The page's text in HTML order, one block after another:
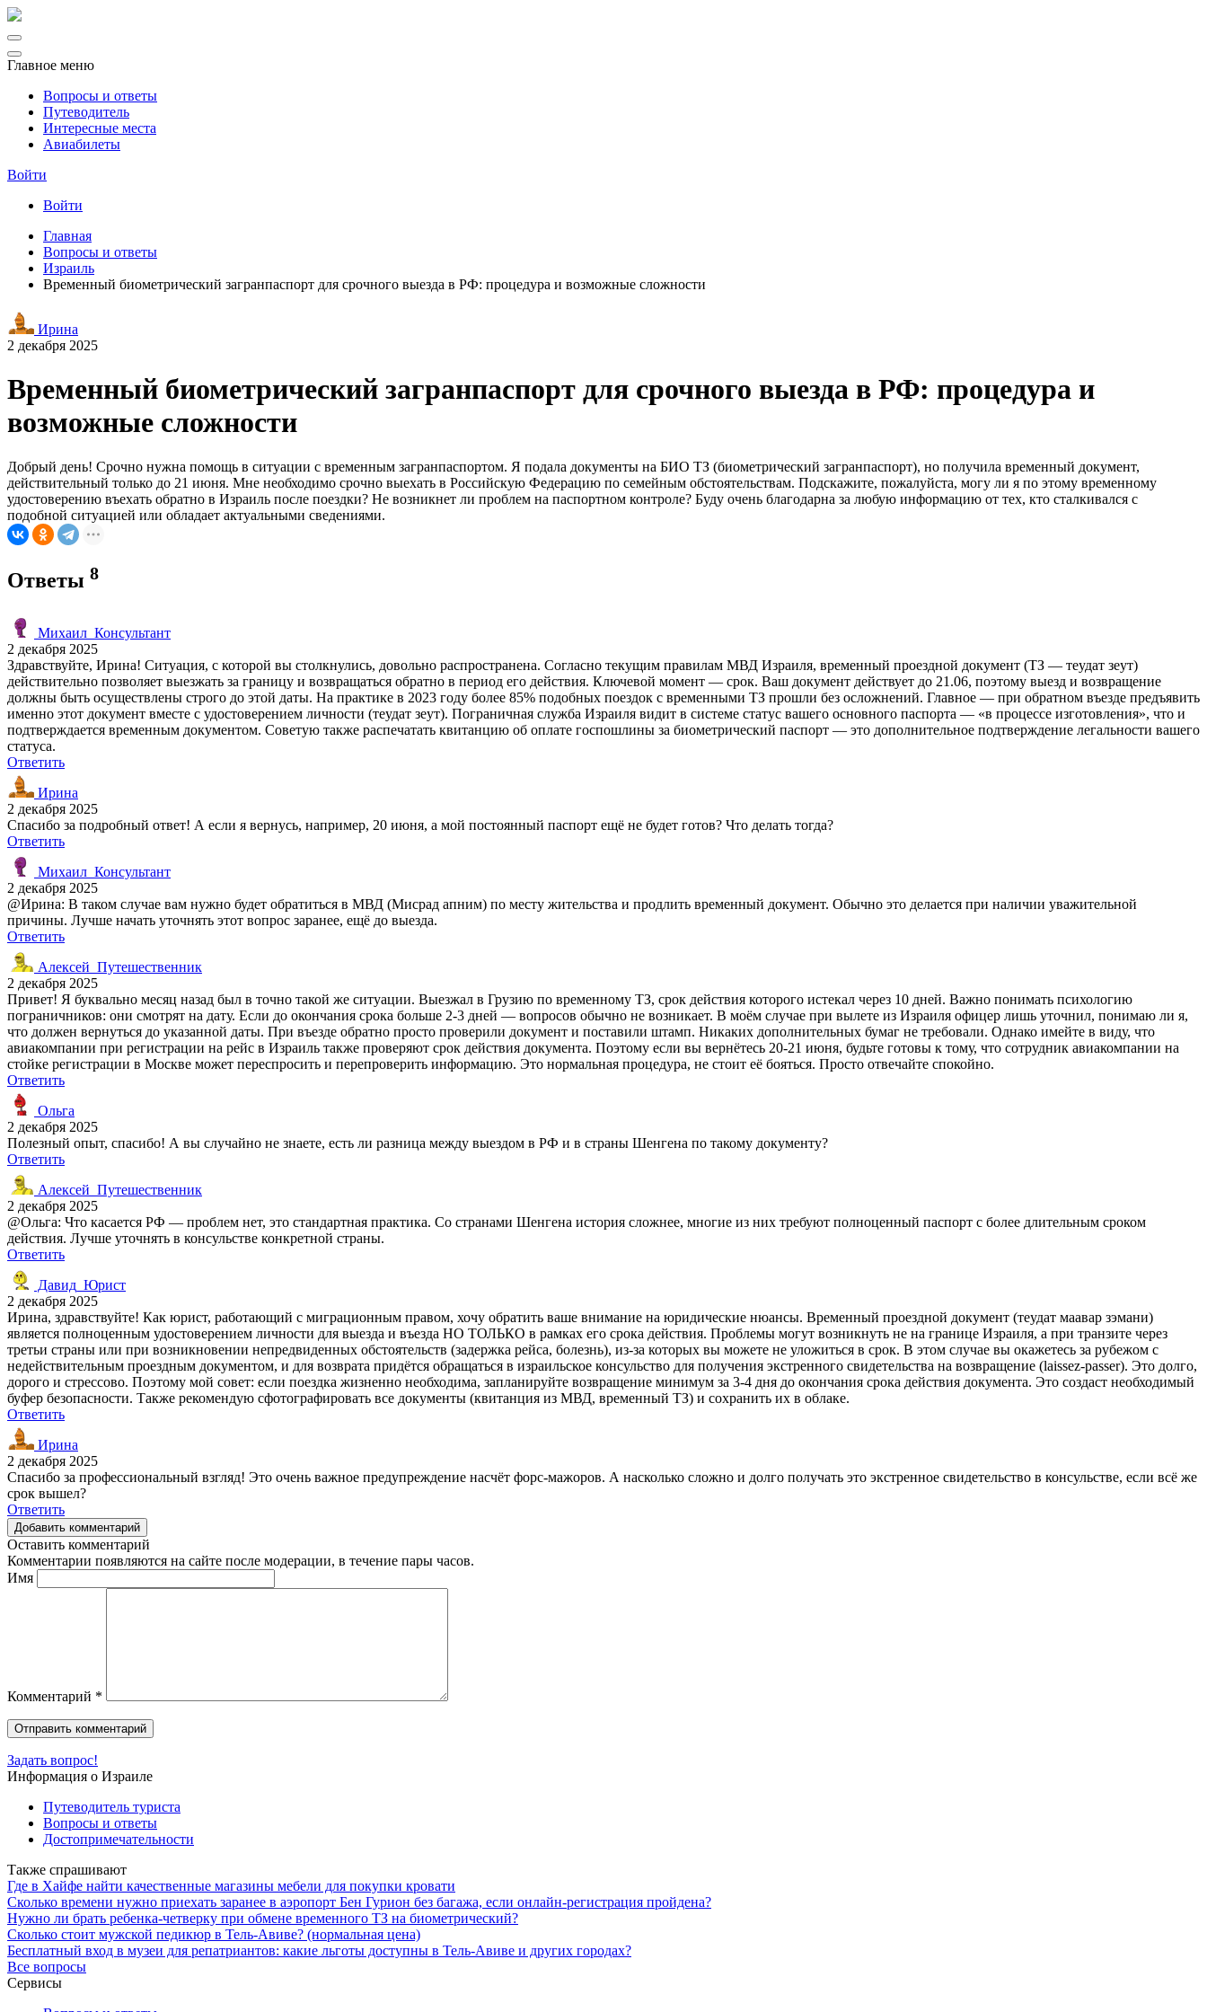
Главное меню
Вопросы и ответы
Путеводитель
Интересные места
Авиабилеты
Войти
Войти
Главная
Вопросы и ответы
Израиль
Временный биометрический загранпаспорт для срочного выезда в РФ: процедура и возможные сложности
Ирина
2 декабря 2025
Временный биометрический загранпаспорт для срочного выезда в РФ: процедура и
возможные сложности
Добрый день! Срочно нужна помощь в ситуации с временным загранпаспортом. Я подала документы на БИО ТЗ (биометрический загранпаспорт), но получила временный документ,
действительный только до 21 июня. Мне необходимо срочно выехать в Российскую Федерацию по семейным обстоятельствам. Подскажите, пожалуйста, могу ли я по этому временному
удостоверению въехать обратно в Израиль после поездки? Не возникнет ли проблем на паспортном контроле? Буду очень благодарна за любую информацию от тех, кто сталкивался с
подобной ситуацией или обладает актуальными сведениями.
Ответы 8
Михаил_Консультант
2 декабря 2025
Здравствуйте, Ирина! Ситуация, с которой вы столкнулись, довольно распространена. Согласно текущим правилам МВД Израиля, временный проездной документ (ТЗ — теудат зеут)
действительно позволяет выезжать за границу и возвращаться обратно в период его действия. Ключевой момент — срок. Ваш документ действует до 21.06, поэтому выезд и возвращение
должны быть осуществлены строго до этой даты. На практике в 2023 году более 85% подобных поездок с временными ТЗ прошли без осложнений. Главное — при обратном въезде предъявить
именно этот документ вместе с удостоверением личности (теудат зеут). Пограничная служба Израиля видит в системе статус вашего основного паспорта — «в процессе изготовления», что и
подтверждается временным документом. Советую также распечатать квитанцию об оплате госпошлины за биометрический паспорт — это дополнительное подтверждение легальности вашего
статуса.
Ответить
Ирина
2 декабря 2025
Спасибо за подробный ответ! А если я вернусь, например, 20 июня, а мой постоянный паспорт ещё не будет готов? Что делать тогда?
Ответить
Михаил_Консультант
2 декабря 2025
@Ирина: В таком случае вам нужно будет обратиться в МВД (Мисрад апним) по месту жительства и продлить временный документ. Обычно это делается при наличии уважительной
причины. Лучше начать уточнять этот вопрос заранее, ещё до выезда.
Ответить
Алексей_Путешественник
2 декабря 2025
Привет! Я буквально месяц назад был в точно такой же ситуации. Выезжал в Грузию по временному ТЗ, срок действия которого истекал через 10 дней. Важно понимать психологию
пограничников: они смотрят на дату. Если до окончания срока больше 2-3 дней — вопросов обычно не возникает. В моём случае при вылете из Израиля офицер лишь уточнил, понимаю ли я,
что должен вернуться до указанной даты. При въезде обратно просто проверили документ и поставили штамп. Никаких дополнительных бумаг не требовали. Однако имейте в виду, что
авиакомпании при регистрации на рейс в Израиль также проверяют срок действия документа. Поэтому если вы вернётесь 20-21 июня, будьте готовы к тому, что сотрудник авиакомпании на
стойке регистрации в Москве может переспросить и перепроверить информацию. Это нормальная процедура, не стоит её бояться. Просто отвечайте спокойно.
Ответить
Ольга
2 декабря 2025
Полезный опыт, спасибо! А вы случайно не знаете, есть ли разница между выездом в РФ и в страны Шенгена по такому документу?
Ответить
Алексей_Путешественник
2 декабря 2025
@Ольга: Что касается РФ — проблем нет, это стандартная практика. Со странами Шенгена история сложнее, многие из них требуют полноценный паспорт с более длительным сроком
действия. Лучше уточнять в консульстве конкретной страны.
Ответить
Давид_Юрист
2 декабря 2025
Ирина, здравствуйте! Как юрист, работающий с миграционным правом, хочу обратить ваше внимание на юридические нюансы. Временный проездной документ (теудат маавар зэмани)
является полноценным удостоверением личности для выезда и въезда НО ТОЛЬКО в рамках его срока действия. Проблемы могут возникнуть не на границе Израиля, а при транзите через
третьи страны или при возникновении непредвиденных обстоятельств (задержка рейса, болезнь), из-за которых вы можете не уложиться в срок. В этом случае вы окажетесь за рубежом с
недействительным проездным документом, и для возврата придётся обращаться в израильское консульство для получения экстренного свидетельства на возвращение (laissez-passer). Это долго,
дорого и стрессово. Поэтому мой совет: если поездка жизненно необходима, запланируйте возвращение минимум за 3-4 дня до окончания срока действия документа. Это создаст необходимый
буфер безопасности. Также рекомендую сфотографировать все документы (квитанция из МВД, временный ТЗ) и сохранить их в облаке.
Ответить
Ирина
2 декабря 2025
Спасибо за профессиональный взгляд! Это очень важное предупреждение насчёт форс-мажоров. А насколько сложно и долго получать это экстренное свидетельство в консульстве, если всё же
срок вышел?
Ответить
Добавить комментарий
Оставить комментарий
Комментарии появляются на сайте после модерации, в течение пары часов.
Имя
Комментарий *
Задать вопрос!
Информация о Израиле
Путеводитель туриста
Вопросы и ответы
Достопримечательности
Также спрашивают
Где в Хайфе найти качественные магазины мебели для покупки кровати
Сколько времени нужно приехать заранее в аэропорт Бен Гурион без багажа, если онлайн-регистрация пройдена?
Нужно ли брать ребенка-четверку при обмене временного ТЗ на биометрический?
Сколько стоит мужской педикюр в Тель-Авиве? (нормальная цена)
Бесплатный вход в музеи для репатриантов: какие льготы доступны в Тель-Авиве и других городах?
Все вопросы
Сервисы